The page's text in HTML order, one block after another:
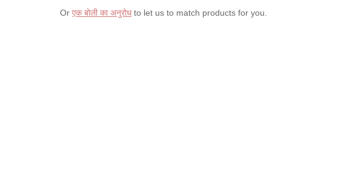
Or एक बोली का अनुरोधto let us to match products for you.